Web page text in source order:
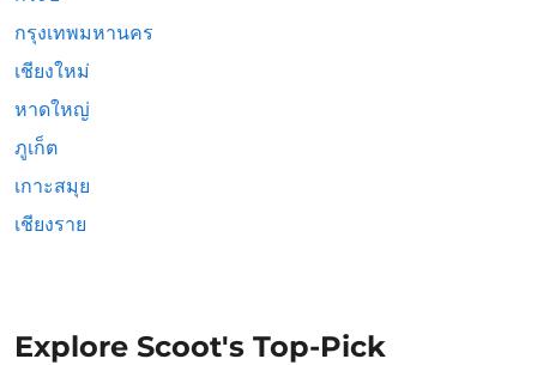
กรุงเทพมหานคร
เชียงใหม่
หาดใหญ่
ภูเก็ต
เกาะสมุย
เชียงราย
Explore Scoot's Top-Pick